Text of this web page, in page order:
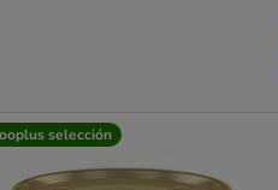
selección